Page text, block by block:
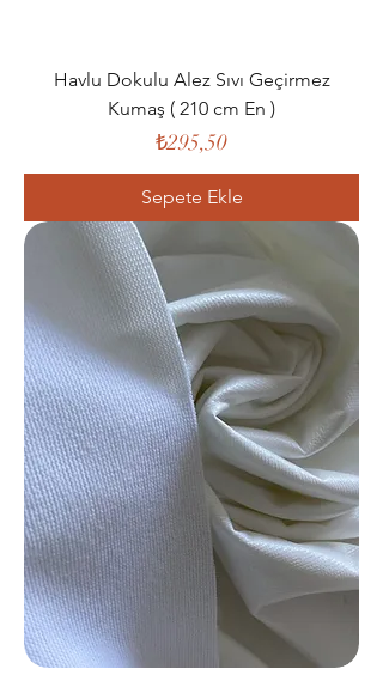
Havlu Dokulu Alez Sıvı Geçirmez
Kumaş ( 210 cm En )
Fiyat
₺295,50
Sepete Ekle